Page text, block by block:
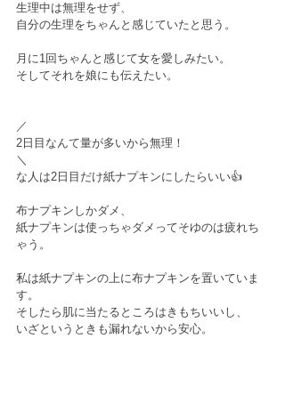
生理中は無理をせず、﻿
自分の生理をちゃんと感じていたと思う。﻿
月に1回ちゃんと感じて女を愛しみたい。﻿
そしてそれを娘にも伝えたい。﻿
／﻿
2日目なんて量が多いから無理！﻿
＼﻿
な人は2日目だけ紙ナプキンにしたらいい👍﻿
布ナプキンしかダメ、﻿
紙ナプキンは使っちゃダメってそゆのは疲れち
ゃう。﻿
私は紙ナプキンの上に布ナプキンを置いていま
す。﻿
そしたら肌に当たるところはきもちいいし、﻿
いざというときも漏れないから安心。﻿